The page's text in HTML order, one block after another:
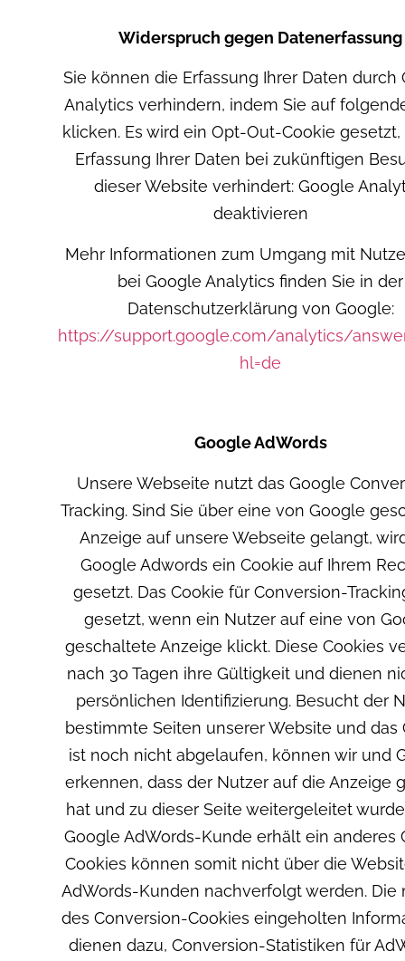
Widerspruch gegen Datenerfassung
Sie können die Erfassung Ihrer Daten durch
Analytics verhindern, indem Sie auf
klicken. Es wird ein Opt-Out-Cookie
Erfassung Ihrer Daten bei zukünftigen
dieser Website verhindert: Google
deaktivieren
Mehr Informationen zum Umgang mit
bei Google Analytics finden Sie in der
Datenschutzerklärung von Google:
https://support.google.com/analytics/
hl=de
Google AdWords
Unsere Webseite nutzt das Google
Tracking. Sind Sie über eine von Google
Anzeige auf unsere Webseite gelangt,
Google Adwords ein Cookie auf Ihrem
gesetzt. Das Cookie für Conversion-
gesetzt, wenn ein Nutzer auf eine von
geschaltete Anzeige klickt. Diese Cookies
nach 30 Tagen ihre Gültigkeit und dienen
persönlichen Identifizierung. Besucht der
bestimmte Seiten unserer Website und das
ist noch nicht abgelaufen, können wir und
erkennen, dass der Nutzer auf die Anzeige
hat und zu dieser Seite weitergeleitet
Google AdWords-Kunde erhält ein anderes
Cookies können somit nicht über die
AdWords-Kunden nachverfolgt werden. Die
des Conversion-Cookies eingeholten
dienen dazu, Conversion-Statistiken für